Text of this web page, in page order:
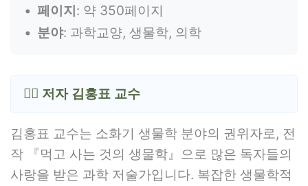
페이지 : 약 350페이지
분야: 과학교양, 생물학, 의학
👨‍⚕️ 저자 김홍표 교수
김홍표 교수는 소화기 생물학 분야의 권위자로, 전
작 『먹고 사는 것의 생물학』으로 많은 독자들의
사랑을 받은 과학 저술가입니다. 복잡한 생물학적